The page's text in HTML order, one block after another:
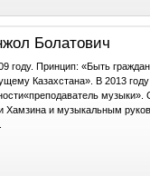
Болатович
Принцип: «Быть
Казахстана». В 2013
музыки».
Хамзина и музыкальным